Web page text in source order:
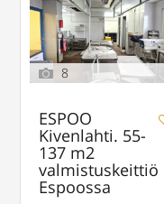
8
ESPOO
Kivenlahti. 55-
137 m2
valmistuskeittiö
Espoossa